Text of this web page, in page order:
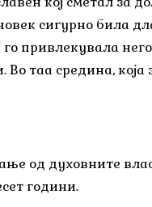
сигурно била
привлекувала
таа средина, која
од духовните
години.